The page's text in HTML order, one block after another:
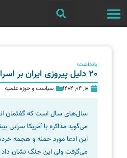
یادداشت؛
20 دلیل پیروزی ایران بر اسرائیل و آمریکا
10, 04, 1404 سیاست و حوزه علمیه
سال‌های سال است که گفتمان
می‌گوید مذاکره با آمریکا
این ادعا مورد حمله و هجمه
می‌گرفت ولی این جنگ نشان داد